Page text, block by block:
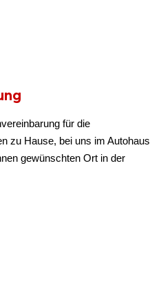
für die
zu Hause, bei uns im Autohaus
gewünschten Ort in der